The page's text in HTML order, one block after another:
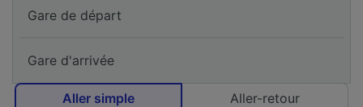
Aller simple Aller-retour